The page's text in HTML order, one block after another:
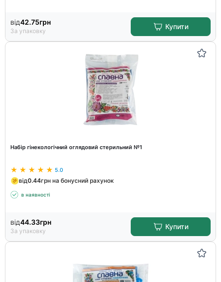
від42.75грн
За упаковку
Купити
Набір гінекологічний оглядовий стерильний №1
5.0
від0.44грн на бонусний рахунок
в наявності
від44.33грн
За упаковку
Купити